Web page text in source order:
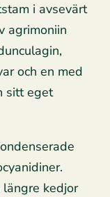
i avsevärt
agrimoniin
och en med
sitt eget
kedjor